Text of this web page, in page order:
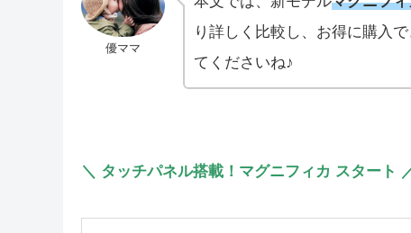
優ママ
り詳しく比較し、お得に購入
てくださいね♪
＼ タッチパネル搭載！マグニフィカ スタート